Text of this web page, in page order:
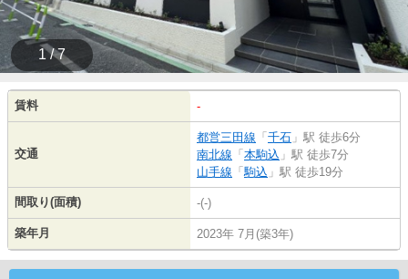
1 / 7
賃料 -
交通
都営三田線 「 千石 」駅 徒歩6分
南北線 「 本駒込 」駅 徒歩7分
山手線 「駒込 」駅 徒歩19分
間取り(面積) -(-)
築年月 2023年 7月(築3年)